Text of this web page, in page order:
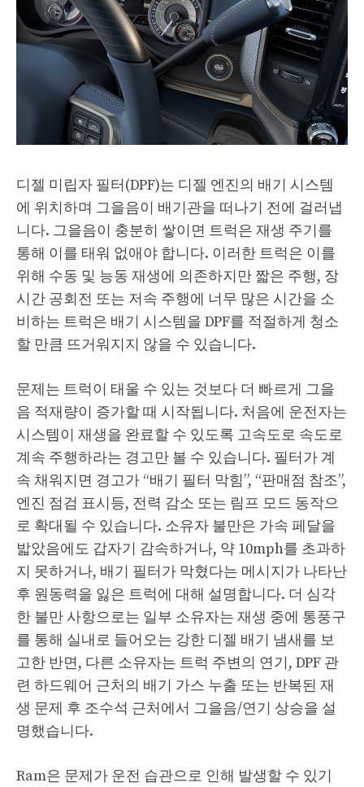
디젤 미립자 필터(DPF)는 디젤 엔진의 배기 시스템
에 위치하며 그을음이 배기관을 떠나기 전에 걸러냅
니다. 그을음이 충분히 쌓이면 트럭은 재생 주기를
통해 이를 태워 없애야 합니다. 이러한 트럭은 이를
위해 수동 및 능동 재생에 의존하지만 짧은 주행, 장
시간 공회전 또는 저속 주행에 너무 많은 시간을 소
비하는 트럭은 배기 시스템을 DPF를 적절하게 청소
할 만큼 뜨거워지지 않을 수 있습니다.
문제는 트럭이 태울 수 있는 것보다 더 빠르게 그을
음 적재량이 증가할 때 시작됩니다. 처음에 운전자는
시스템이 재생을 완료할 수 있도록 고속도로 속도로
계속 주행하라는 경고만 볼 수 있습니다. 필터가 계
속 채워지면 경고가 “배기 필터 막힘”, “판매점 참조”,
엔진 점검 표시등, 전력 감소 또는 림프 모드 동작으
로 확대될 수 있습니다. 소유자 불만은 가속 페달을
밟았음에도 갑자기 감속하거나, 약 10mph를 초과하
지 못하거나, 배기 필터가 막혔다는 메시지가 나타난
후 원동력을 잃은 트럭에 대해 설명합니다. 더 심각
한 불만 사항으로는 일부 소유자는 재생 중에 통풍구
를 통해 실내로 들어오는 강한 디젤 배기 냄새를 보
고한 반면, 다른 소유자는 트럭 주변의 연기, DPF 관
련 하드웨어 근처의 배기 가스 누출 또는 반복된 재
생 문제 후 조수석 근처에서 그을음/연기 상승을 설
명했습니다.
Ram은 문제가 운전 습관으로 인해 발생할 수 있기